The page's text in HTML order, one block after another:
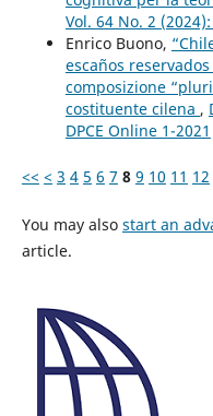
Vol. 64 No. 2
Enrico Buono,
escaños
composizione
costituente cilena ,
DPCE Online 1-2021
<< < 3 4 5 6 7 8 9 10 11 12
You may also start an
article.